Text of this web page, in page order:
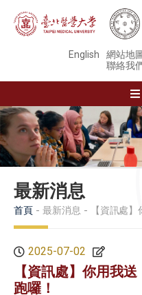
English
網站地
聯絡我
最新消息
首頁 最新消息
2025-07-02
【資訊處】你用我
跑囉！